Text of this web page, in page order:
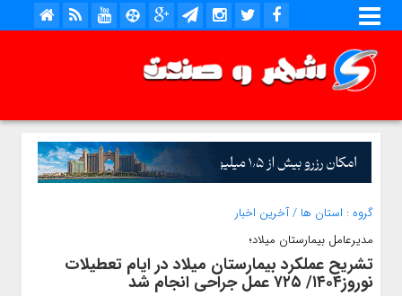
گروه : استان ها /آخرین اخبار
مديرعامل بيمارستان ميلاد؛
تشريح عملكرد بيمارستان ميلاد در ايام تعطيلات
نوروز۱۴۰۴/ ۷۲۵ عمل جراحي انجام شد